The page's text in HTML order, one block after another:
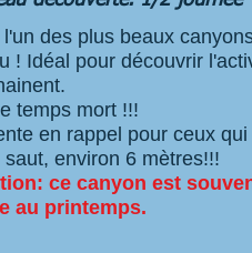
l'un des plus beaux
! Idéal pour découvrir
temps mort !!!
en rappel pour ceux
saut, environ 6 mètres!!!
ce canyon est
au printemps.